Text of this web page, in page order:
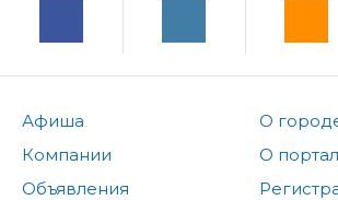
Афиша
Компании
Объявления
О
О